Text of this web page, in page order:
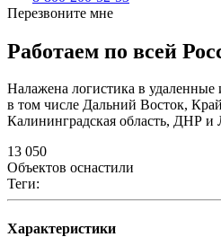
Перезвоните мне
Работаем по всей
Налажена логистика в
в том числе Дальний Восток,
Калининградская область, ДНР и
13 050
Объектов оснастили
Теги:
Характеристики